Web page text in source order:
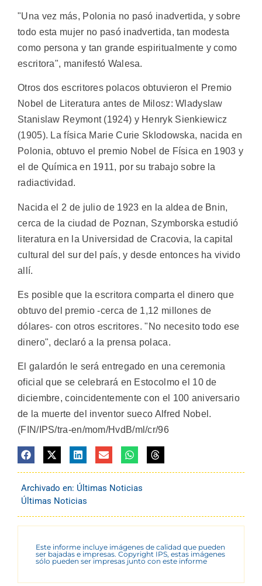
"Una vez más, Polonia no pasó inadvertida, y sobre
todo esta mujer no pasó inadvertida, tan modesta
como persona y tan grande espiritualmente y como
escritora", manifestó Walesa.
Otros dos escritores polacos obtuvieron el Premio
Nobel de Literatura antes de Milosz: Wladyslaw
Stanislaw Reymont (1924) y Henryk Sienkiewicz
(1905). La física Marie Curie Sklodowska, nacida en
Polonia, obtuvo el premio Nobel de Física en 1903 y
el de Química en 1911, por su trabajo sobre la
radiactividad.
Nacida el 2 de julio de 1923 en la aldea de Bnin,
cerca de la ciudad de Poznan, Szymborska estudió
literatura en la Universidad de Cracovia, la capital
cultural del sur del país, y desde entonces ha vivido
allí.
Es posible que la escritora comparta el dinero que
obtuvo del premio -cerca de 1,12 millones de
dólares- con otros escritores. "No necesito todo ese
dinero", declaró a la prensa polaca.
El galardón le será entregado en una ceremonia
oficial que se celebrará en Estocolmo el 10 de
diciembre, coincidentemente con el 100 aniversario
de la muerte del inventor sueco Alfred Nobel.
(FIN/IPS/tra-en/mom/HvdB/ml/cr/96
Archivado en: Últimas Noticias
Últimas Noticias
Este informe incluye imágenes de calidad que pueden
ser bajadas e impresas. Copyright IPS, estas imágenes
sólo pueden ser impresas junto con este informe